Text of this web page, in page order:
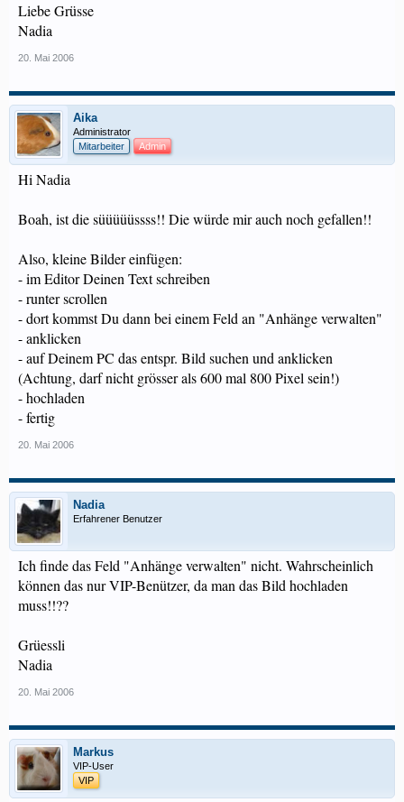
Liebe Grüsse
Nadia
20. Mai 2006
Aika
Administrator
Mitarbeiter
Admin
Hi Nadia
Boah, ist die süüüüüssss!! Die würde mir auch noch gefallen!!
Also, kleine Bilder einfügen:
- im Editor Deinen Text schreiben
- runter scrollen
- dort kommst Du dann bei einem Feld an "Anhänge verwalten"
- anklicken
- auf Deinem PC das entspr. Bild suchen und anklicken
(Achtung, darf nicht grösser als 600 mal 800 Pixel sein!)
- hochladen
- fertig
20. Mai 2006
Nadia
Erfahrener Benutzer
Ich finde das Feld "Anhänge verwalten" nicht. Wahrscheinlich
können das nur VIP-Benützer, da man das Bild hochladen
muss!!??
Grüessli
Nadia
20. Mai 2006
Markus
VIP-User
VIP